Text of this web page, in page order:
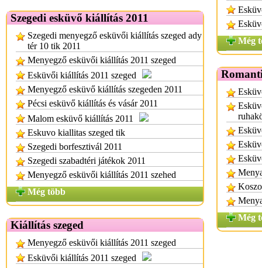
Szegedi esküvő kiállítás 2011
Szegedi menyegző esküvői kiállítás szeged ady
tér 10 tik 2011
Menyegző esküvői kiállítás 2011 szeged
Esküvői kiállítás 2011 szeged
Menyegző esküvő kiállítás szegeden 2011
Pécsi esküvő kiállítás és vásár 2011
Malom esküvő kiállítás 2011
Eskuvo kiallitas szeged tik
Szegedi borfesztivál 2011
Szegedi szabadtéri játékok 2011
Menyegző esküvői kiállítás 2011 szehed
Még több
Kiállítás szeged
Menyegző esküvői kiállítás 2011 szeged
Esküvői kiállítás 2011 szeged
Még
Még